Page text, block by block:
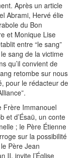
Après un article
Abrami, Hervé élie
du Bon
et Monique Lise
entre “le sang”
sang de la victime
qu’il convient de
retombe sur nous
pour le rédacteur de
Frère Immanouel
et d’Ésaü, un conte
; le Père Étienne
sur la possibilité
Père Jean
II, invite l’Église